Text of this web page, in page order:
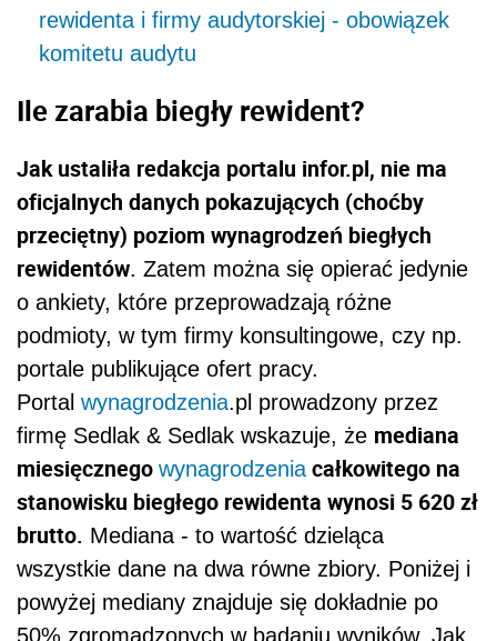
rewidenta i firmy audytorskiej - obowiązek
komitetu audytu
Ile zarabia biegły rewident?
Jak ustaliła redakcja portalu infor.pl, nie ma
oficjalnych danych pokazujących (choćby
przeciętny) poziom wynagrodzeń biegłych
rewidentów. Zatem można się opierać jedynie
o ankiety, które przeprowadzają różne
podmioty, w tym firmy konsultingowe, czy np.
portale publikujące ofert pracy.
Portal wynagrodzenia.pl prowadzony przez
firmę Sedlak & Sedlak wskazuje, że mediana
miesięcznego wynagrodzeniacałkowitego na
stanowisku biegłego rewidenta wynosi 5 620 zł
brutto. Mediana - to wartość dzieląca
wszystkie dane na dwa równe zbiory. Poniżej i
powyżej mediany znajduje się dokładnie po
50% zgromadzonych w badaniu wyników. Jak